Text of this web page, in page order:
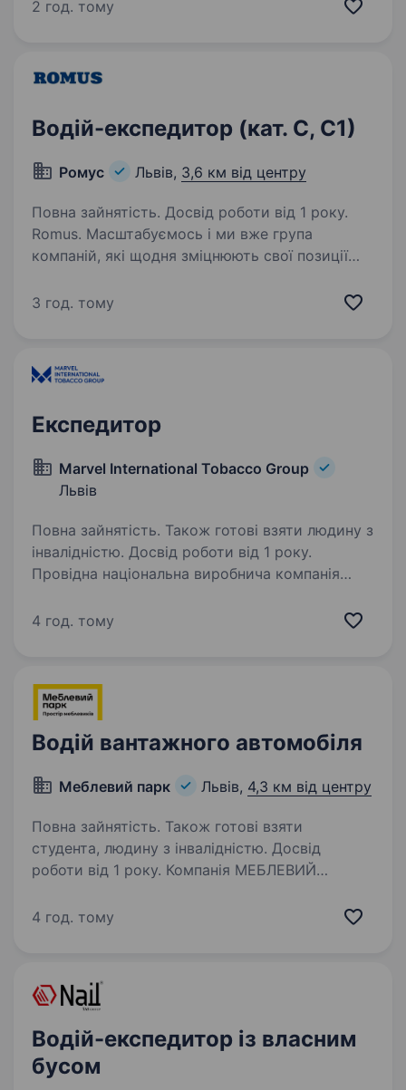
2 год. тому
Водій-експедитор (кат. С, С1)
Ромус Львів, 3,6 км від центру
Повна зайнятість. Досвід роботи від 1 року.
Romus. Масштабуємось і ми вже група
компаній, які щодня зміцнюють свої позиції
стабільний розвиток вказують 25 років
3 год. тому
Експедитор
Marvel International Tobacco Group
Львів
Повна зайнятість. Також готові взяти людину з
інвалідністю. Досвід роботи від 1 року.
Провідна національна виробнича компанія
над розвитком брендів як на національному,
вибором…
4 год. тому
Водій вантажного автомобіля
Меблевий парк Львів, 4,3 км від центру
Повна зайнятість. Також готові взяти
студента, людину з інвалідністю. Досвід
роботи від 1 року. Компанія МЕБЛЕВИЙ
на роботу водія Основні вимоги: водійське
відповідальність, відсутність…
4 год. тому
Водій-експедитор із власним
бусом